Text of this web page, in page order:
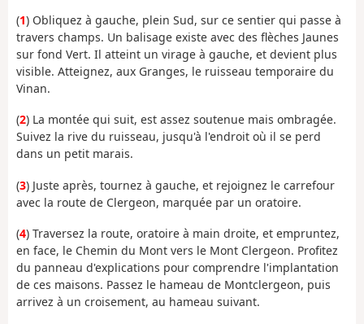
(1) Obliquez à gauche, plein Sud, sur ce sentier qui passe à
travers champs. Un balisage existe avec des flèches Jaunes
sur fond Vert. Il atteint un virage à gauche, et devient plus
visible. Atteignez, aux Granges, le ruisseau temporaire du
Vinan.
(2) La montée qui suit, est assez soutenue mais ombragée.
Suivez la rive du ruisseau, jusqu'à l'endroit où il se perd
dans un petit marais.
(3) Juste après, tournez à gauche, et rejoignez le carrefour
avec la route de Clergeon, marquée par un oratoire.
(4) Traversez la route, oratoire à main droite, et empruntez,
en face, le Chemin du Mont vers le Mont Clergeon. Profitez
du panneau d'explications pour comprendre l'implantation
de ces maisons. Passez le hameau de Montclergeon, puis
arrivez à un croisement, au hameau suivant.